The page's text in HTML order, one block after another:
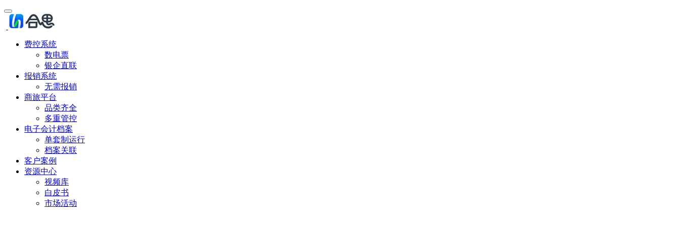
费控系统
数电票
银企直联
报销系统
无需报销
商旅平台
品类齐全
多重管控
电子会计档案
单套制运行
档案关联
客户案例
资源中心
视频库
白皮书
市场活动